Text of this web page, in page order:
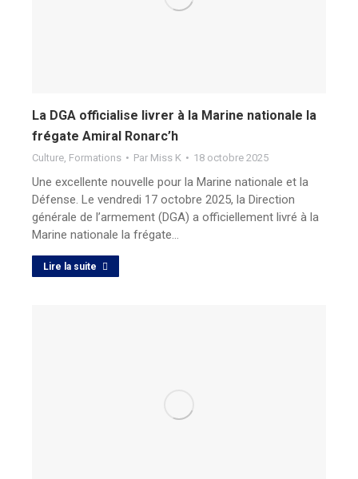
La DGA officialise livrer à la Marine nationale la
frégate Amiral Ronarc’h
Culture Formations Par Miss K 18 octobre 2025
Une excellente nouvelle pour la Marine nationale et la
Défense. Le vendredi 17 octobre 2025, la Direction
générale de l’armement (DGA) a officiellement livré à la
Marine nationale la frégate…
Lire la suite